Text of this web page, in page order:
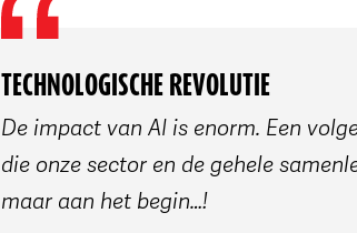
TECHNOLOGISCHE REVOLUTIE
De impact van AI is enorm. Een
die onze sector en de gehele
maar aan het begin…!